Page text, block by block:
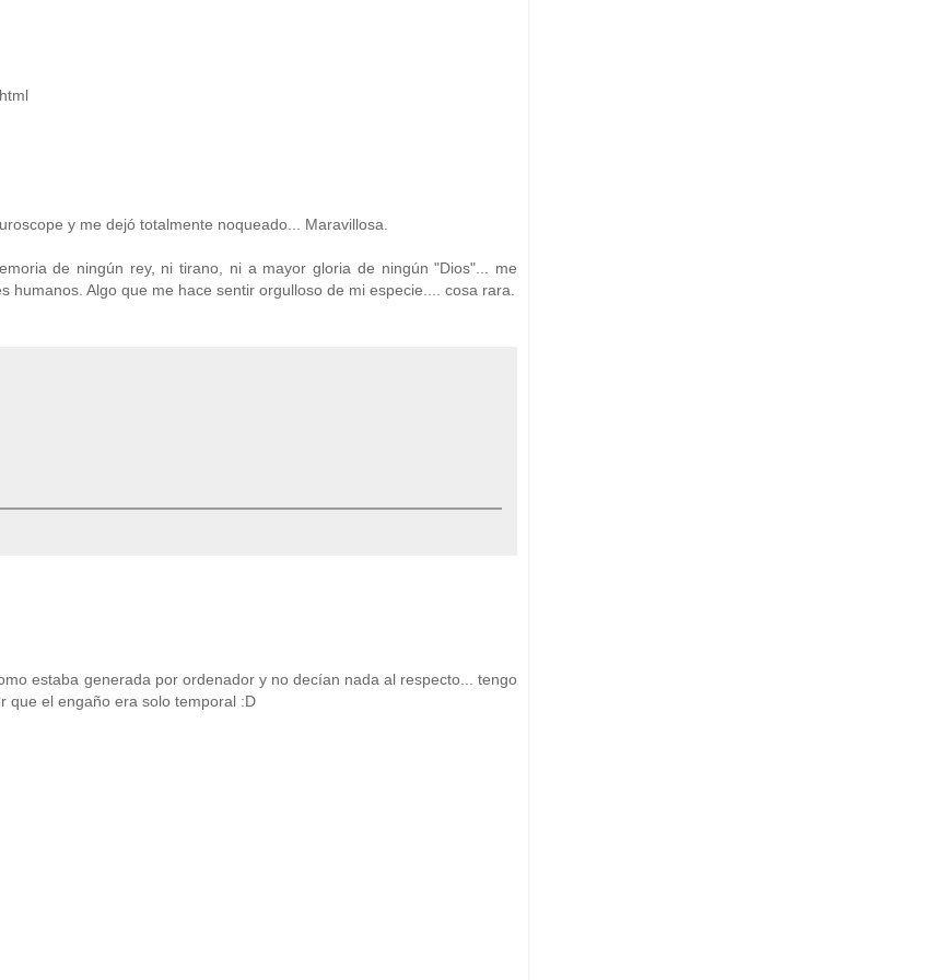
y me dejó totalmente noqueado... Maravillosa.
de ningún rey, ni tirano, ni a mayor gloria de ningún "Dios"... me
Algo que me hace sentir orgulloso de mi especie.... cosa rara.
estaba generada por ordenador y no decían nada al respecto... tengo
que el engaño era solo temporal :D